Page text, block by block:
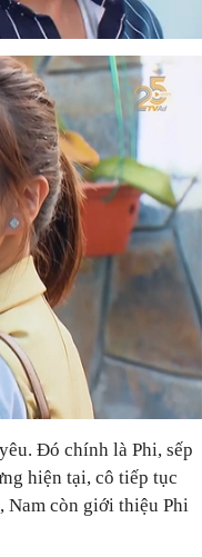
Đó chính là Phi, sếp
hiện tại, cô tiếp tục
Nam còn giới thiệu Phi